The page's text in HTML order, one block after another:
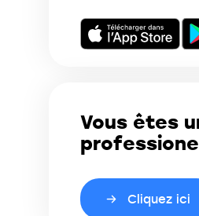
Vous êtes
Cliquez ici